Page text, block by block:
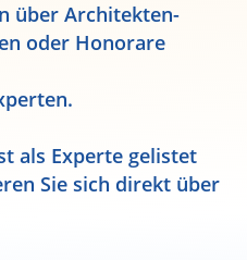
über Architekten-
oder Honorare
als Experte gelistet
Sie sich direkt über